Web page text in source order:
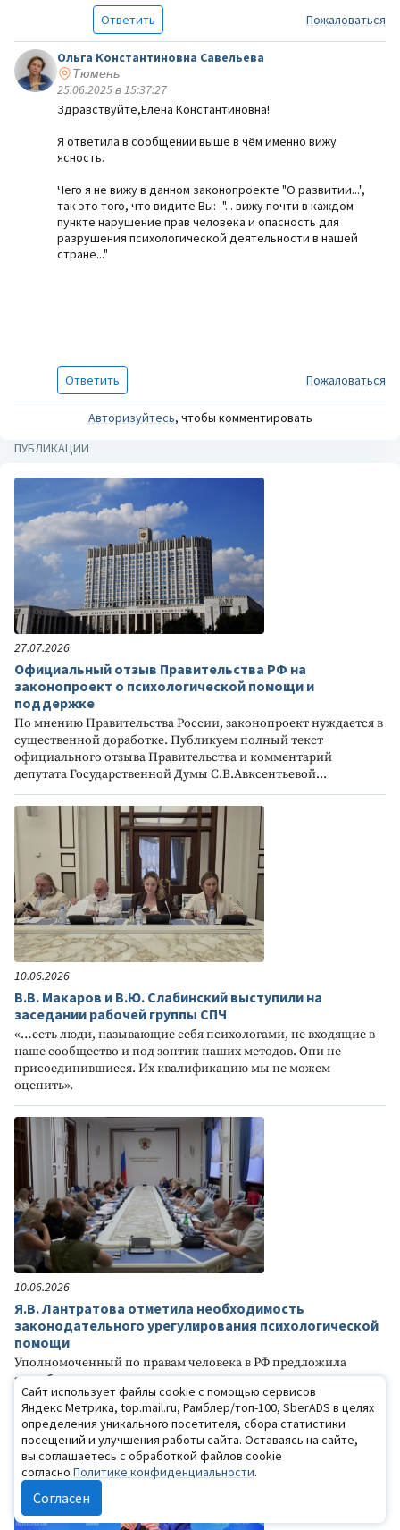
Ответить
Пожаловаться
Ольга Константиновна Савельева
Тюмень
25.06.2025 в 15:37:27
Здравствуйте,Елена Константиновна!
Я ответила в сообщении выше в чём именно вижу
ясность.
Чего я не вижу в данном законопроекте "О развитии...",
так это того, что видите Вы: -"... вижу почти в каждом
пункте нарушение прав человека и опасность для
разрушения психологической деятельности в нашей
стране..."
Ответить Пожаловаться
Авторизуйтесь, чтобы комментировать
ПУБЛИКАЦИИ
27.07.2026
Официальный отзыв Правительства РФ на
законопроект о психологической помощи и
поддержке
По мнению Правительства России, законопроект нуждается в
существенной доработке. Публикуем полный текст
официального отзыва Правительства и комментарий
депутата Государственной Думы С.В.Авксентьевой...
10.06.2026
В.В. Макаров и В.Ю. Слабинский выступили на
заседании рабочей группы СПЧ
«…есть люди, называющие себя психологами, не входящие в
наше сообщество и под зонтик наших методов. Они не
присоединившиеся. Их квалификацию мы не можем
оценить».
10.06.2026
Я.В. Лантратова отметила необходимость
законодательного урегулирования психологической
помощи
Уполномоченный по правам человека в РФ предложила
разработать и внедрить понятные правила, которые должны
включать жесткие требования к образованию специалистов,
стандарты безопасности, а также механизмы контроля
качества оказываемой помощи.
Сайт использует файлы cookie с помощью сервисов
Яндекс Метрика, top.mail.ru, Рамблер/топ-100, SberADS в целях
определения уникального посетителя, сбора статистики
посещений и улучшения работы сайта. Оставаясь на сайте,
вы соглашаетесь с обработкой файлов cookie
согласно Политике конфиденциальности.
Согласен